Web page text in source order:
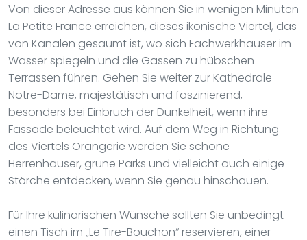
Von dieser Adresse aus können Sie in wenigen Minuten
La Petite France erreichen, dieses ikonische Viertel, das
von Kanälen gesäumt ist, wo sich Fachwerkhäuser im
Wasser spiegeln und die Gassen zu hübschen
Terrassen führen. Gehen Sie weiter zur Kathedrale
Notre-Dame, majestätisch und faszinierend,
besonders bei Einbruch der Dunkelheit, wenn ihre
Fassade beleuchtet wird. Auf dem Weg in Richtung
des Viertels Orangerie werden Sie schöne
Herrenhäuser, grüne Parks und vielleicht auch einige
Störche entdecken, wenn Sie genau hinschauen.
Für Ihre kulinarischen Wünsche sollten Sie unbedingt
einen Tisch im „Le Tire-Bouchon“ reservieren, einer